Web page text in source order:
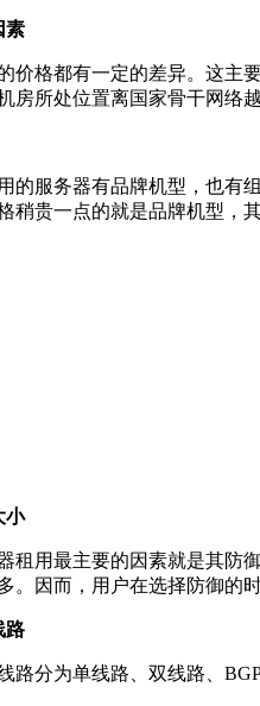
素
格都有一定的差异。这主要
房所处位置离国家骨干网络
服务器有品牌机型，也有组
稍贵一点的就是品牌机型，
小
用最主要的因素就是其防御
。因而，用户在选择防御的
路
分为单线路、双线路、BGP